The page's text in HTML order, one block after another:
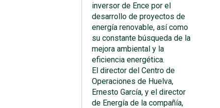
inversor de Ence por el
desarrollo de proyectos de
energía renovable, así como
su constante búsqueda de la
mejora ambiental y la
eficiencia energética.
El director del Centro de
Operaciones de Huelva,
Ernesto García, y el director
de Energía de la compañía,